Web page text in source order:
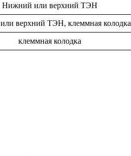
Нижний или верхний ТЭН
верхний ТЭН, клеммная колодка
клеммная колодка